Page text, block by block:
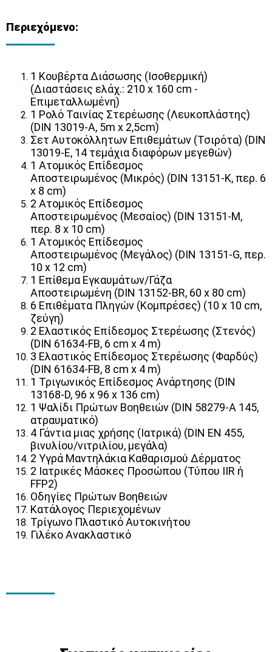
Περιεχόμενο:
1 Κουβέρτα Διάσωσης (Ισοθερμική)
(Διαστάσεις ελάχ.: 210 x 160 cm -
Επιμεταλλωμένη)
1 Ρολό Ταινίας Στερέωσης (Λευκοπλάστης)
(DIN 13019-A, 5m x 2,5cm)
Σετ Αυτοκόλλητων Επιθεμάτων (Τσιρότα) (DIN
13019-E, 14 τεμάχια διαφόρων μεγεθών)
1 Ατομικός Επίδεσμος
Αποστειρωμένος (Μικρός) (DIN 13151-K, περ. 6
x 8 cm)
2 Ατομικός Επίδεσμος
Αποστειρωμένος (Μεσαίος) (DIN 13151-M,
περ. 8 x 10 cm)
1 Ατομικός Επίδεσμος
Αποστειρωμένος (Μεγάλος) (DIN 13151-G, περ.
10 x 12 cm)
1 Επίθεμα Εγκαυμάτων/Γάζα
Αποστειρωμένη (DIN 13152-BR, 60 x 80 cm)
6 Επιθέματα Πληγών (Κομπρέσες) (10 x 10 cm,
ζεύγη)
2 Ελαστικός Επίδεσμος Στερέωσης (Στενός)
(DIN 61634-FB, 6 cm x 4 m)
3 Ελαστικός Επίδεσμος Στερέωσης (Φαρδύς)
(DIN 61634-FB, 8 cm x 4 m)
1 Τριγωνικός Επίδεσμος Ανάρτησης (DIN
13168-D, 96 x 96 x 136 cm)
1 Ψαλίδι Πρώτων Βοηθειών (DIN 58279-A 145,
ατραυματικό)
4 Γάντια μιας χρήσης (Ιατρικά) (DIN EN 455,
βινυλίου/νιτριλίου, μεγάλα)
2 Υγρά Μαντηλάκια Καθαρισμού Δέρματος
2 Ιατρικές Μάσκες Προσώπου (Τύπου IIR ή
FFP2)
Οδηγίες Πρώτων Βοηθειών
Κατάλογος Περιεχομένων
Τρίγωνο Πλαστικό Αυτοκινήτου
Γιλέκο Ανακλαστικό